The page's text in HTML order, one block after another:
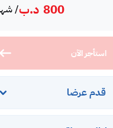
800 د.ب/
استأجر الآن
قدم عرضا